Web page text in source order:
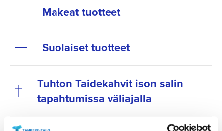
Makeat tuotteet
Suolaiset tuotteet
Tuhton Taidekahvit ison salin
tapahtumissa väliajalla
Varmista haluamasi tarjoilut ja osta ne etukäteen.